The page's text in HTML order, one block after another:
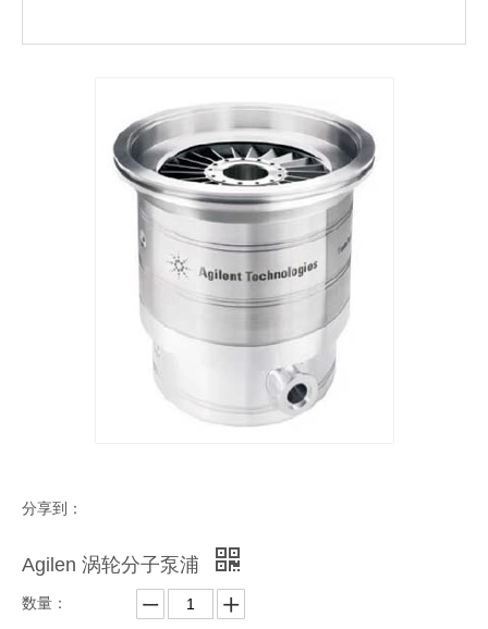
分享到：
Agilen 涡轮分子泵浦
数量：